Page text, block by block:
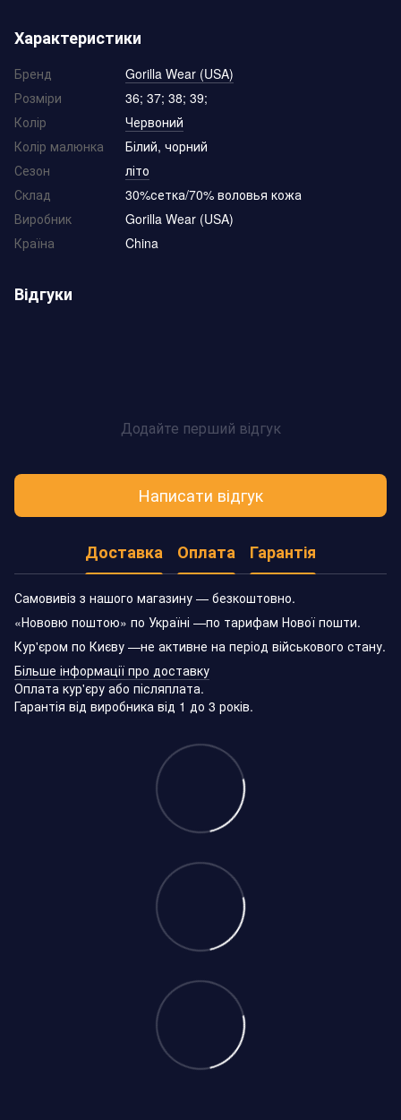
Характеристики
Бренд
Gorilla Wear (USA)
Розміри
36; 37; 38; 39;
Колір
Червоний
Колір малюнка
Білий, чорний
Сезон
літо
Склад
30%сетка/70% воловья кожа
Виробник
Gorilla Wear (USA)
Країна
China
Відгуки
Додайте перший відгук
Написати відгук
Доставка Оплата Гарантія
Самовивіз з нашого магазину — безкоштовно.
«Нововю поштою» по Україні —по тарифам Нової пошти.
Кур'єром по Києву —не активне на період військового стану.
Більше інформації про доставку
Оплата кур'єру або післяплата.
Гарантія від виробника від 1 до 3 років.